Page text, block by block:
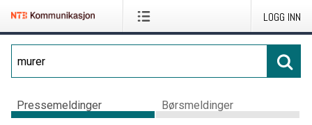
LOGG INN
Pressemeldinger Børsmeldinger